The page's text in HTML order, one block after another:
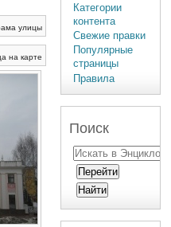
улицы
на карте
Категории
контента
Свежие правки
Популярные
страницы
Правила
Поиск